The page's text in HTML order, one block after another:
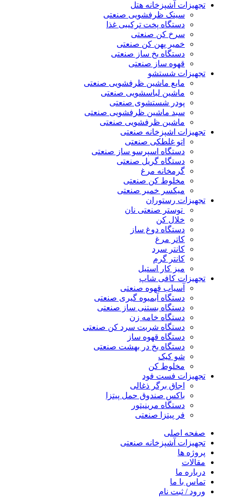
تجهیزات آشپزخانه هتل
سینک ظرفشویی صنعتی
دستگاه پخت ترکیبی غذا
سرخ کن صنعتی
خمیر پهن کن صنعتی
دستگاه یخ ساز صنعتی
قهوه ساز صنعتی
تجهیزات شستشو
مایع ماشین ظرفشویی صنعتی
ماشین لباسشویی صنعتی
پودر شستشوی صنعتی
سبد ماشین ظرفشویی صنعتی
ماشین ظرفشویی صنعتی
تجهیزات اشپزخانه صنعتی
اتو غلطکی صنعتی
دستگاه اسپرسو ساز صنعتی
دستگاه گریل صنعتی
گرمخانه مرغ
مخلوط کن صنعتی
میکسر خمیر صنعتی
تجهیزات رستوران
توستر صنعتی نان
خلال کن
دستگاه دوغ ساز
کاتر مرغ
کانتر سرد
کانتر گرم
میز کار استیل
تجهیزات کافی شاپ
آسیاب قهوه صنعتی
دستگاه آبمیوه گیری صنعتی
دستگاه بستنی ساز صنعتی
دستگاه خامه زن
دستگاه شربت سرد کن صنعتی
دستگاه قهوه ساز
دستگاه یخ در بهشت صنعتی
شو کیک
مخلوط کن
تجهیزات فست فود
اجاق برگر ذغالی
باکس صندوق حمل پیتزا
دستگاه مرینیتور
فر پیتزا صنعتی
صفحه اصلی
تجهیزات آشپزخانه صنعتی
پروژه ها
مقالات
درباره ما
تماس با ما
ورود / ثبت نام